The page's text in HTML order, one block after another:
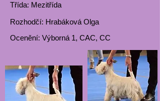
Třída: Mezitřída
Rozhodčí: Hrabáková Olga
Ocenění: Výborná 1, CAC, CC